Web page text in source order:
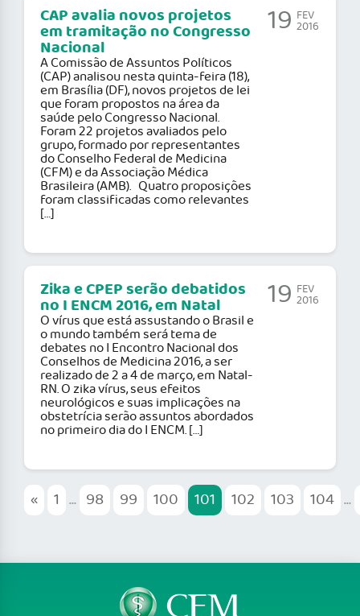
CAP avalia novos projetos
em tramitação no Congresso
Nacional
A Comissão de Assuntos Políticos
(CAP) analisou nesta quinta-feira (18),
em Brasília (DF), novos projetos de lei
que foram propostos na área da
saúde pelo Congresso Nacional.
Foram 22 projetos avaliados pelo
grupo, formado por representantes
do Conselho Federal de Medicina
(CFM) e da Associação Médica
Brasileira (AMB). Quatro proposições
foram classificadas como relevantes
[…]
19 FEV
2016
Zika e CPEP serão debatidos
no I ENCM 2016, em Natal
O vírus que está assustando o Brasil e
o mundo também será tema de
debates no I Encontro Nacional dos
Conselhos de Medicina 2016, a ser
realizado de 2 a 4 de março, em Natal-
RN. O zika vírus, seus efeitos
neurológicos e suas implicações na
obstetrícia serão assuntos abordados
no primeiro dia do I ENCM. […]
19 FEV
2016
« 1 ... 98 99 100 101 102 103 104 ...